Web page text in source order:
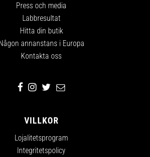
Press och media
Labbresultat
Hitta din butik
annanstans i Europa
Kontakta oss
VILLKOR
Lojalitetsprogram
Integritetspolicy